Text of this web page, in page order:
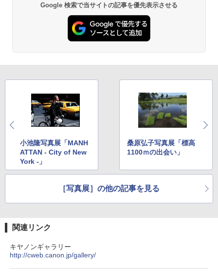
Google 検索で当サイトの記事を優先表示させる
小池隆写真展「MANH
ATTAN - City of New
York -」
桑原弘子写真展「標高
1100ｍの出会い」
［写真展］の他の記事を見る
関連リンク
キヤノンギャラリー
http://cweb.canon.jp/gallery/